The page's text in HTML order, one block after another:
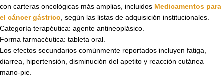
con carteras oncológicas más amplias, incluidos Medicamentos para
el cáncer gástrico , según las listas de adquisición institucionales.
Categoría terapéutica: agente antineoplásico.
Forma farmacéutica: tableta oral.
Los efectos secundarios comúnmente reportados incluyen fatiga,
diarrea, hipertensión, disminución del apetito y reacción cutánea
mano-pie.